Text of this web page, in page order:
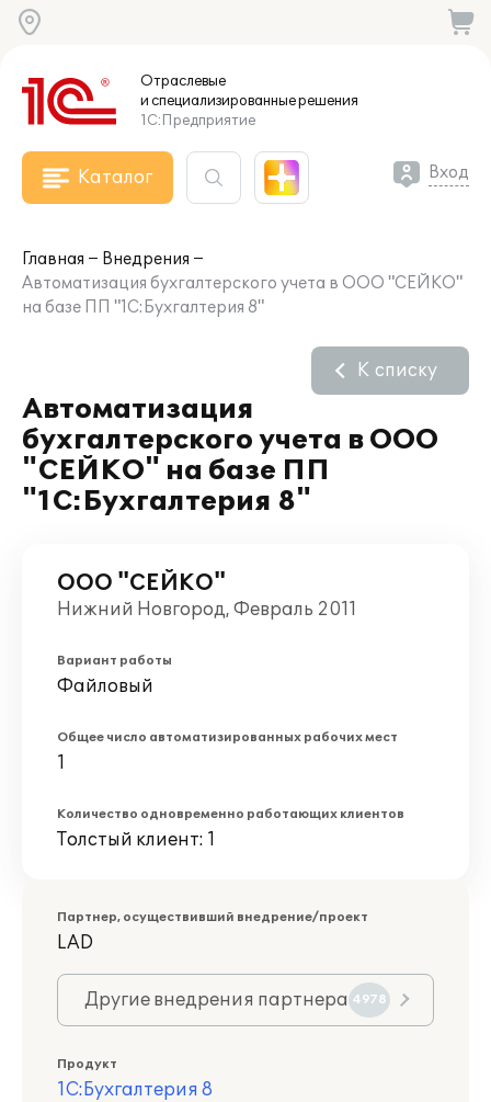
Отраслевые
и специализированныерешения
1С:Предприятие
Каталог Вход
Главная
Внедрения
Автоматизация бухгалтерского учета в ООО "СЕЙКО"
на базе ПП "1С:Бухгалтерия 8"
Автоматизация
бухгалтерского учета в ООО
"СЕЙКО" на базе ПП
"1С:Бухгалтерия 8"
К списку
ООО "СЕЙКО"
Нижний Новгород, Февраль 2011
Вариант работы
Файловый
Общее число автоматизированных рабочих мест
1
Количество одновременно работающих клиентов
Толстый клиент: 1
Партнер, осуществивший внедрение/проект
LAD
Другие внедрения партнера 4978
Продукт
1С:Бухгалтерия 8